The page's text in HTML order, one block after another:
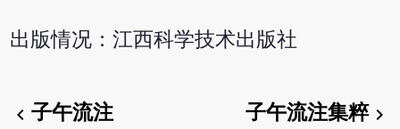
出版情况：江西科学技术出版社
chevron_left子午流注 子午流注集粹chevron_right